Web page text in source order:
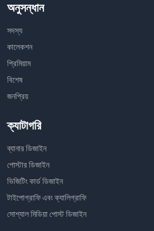
অনুসন্ধান
সদস্য
কালেকশন
প্রিমিয়াম
বিশেষ
জনপ্রিয়
ক্যাটাগরি
ব্যানার ডিজাইন
পোস্টার ডিজাইন
ভিজিটিং কার্ড ডিজাইন
টাইপোগ্রাফি এবং ক্যালিগ্রাফি
সোশ্যাল মিডিয়া পোস্ট ডিজাইন